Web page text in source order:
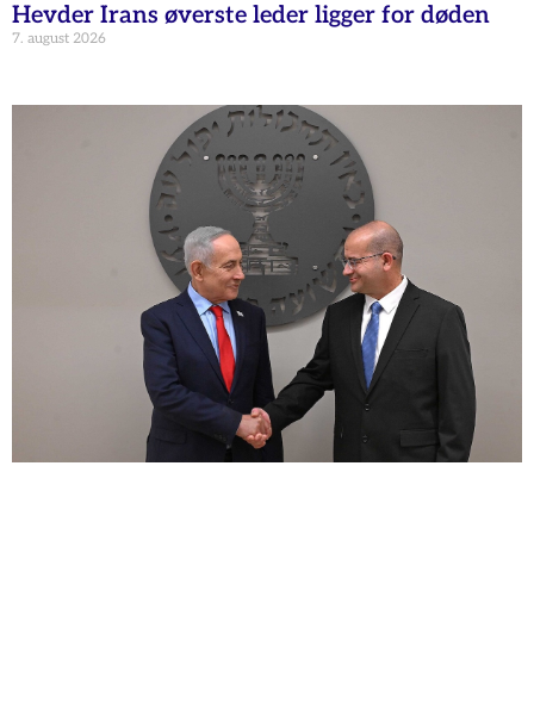
Hevder Irans øverste leder ligger for døden
7. august 2026